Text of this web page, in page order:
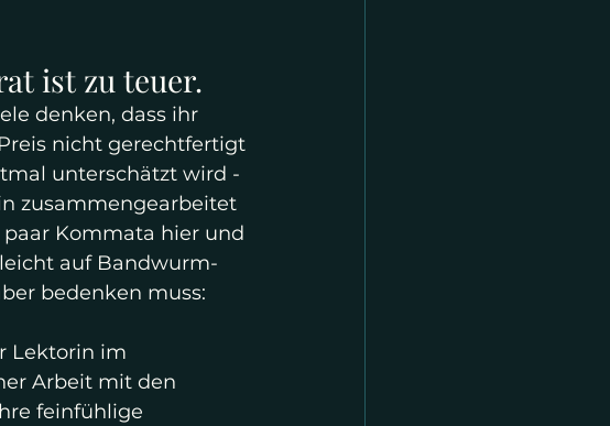
ist zu teuer.
denken, dass ihr
nicht gerechtfertigt
unterschätzt wird -
zusammengearbeitet
Kommata hier und
auf Bandwurm-
bedenken muss:
Lektorin im
Arbeit mit den
feinfühlige